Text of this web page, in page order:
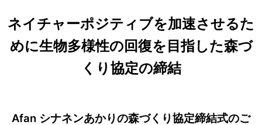
ネイチャーポジティブを加速させるた
めに生物多様性の回復を目指した森づ
くり協定の締結
Afan シナネンあかりの森づくり協定締結式のご